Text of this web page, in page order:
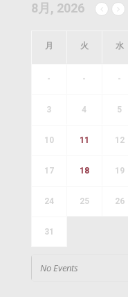
8月, 2026
月 火 水
- - -
3 4 5
10 11 12
17 18 19
24 25 26
31
No Events